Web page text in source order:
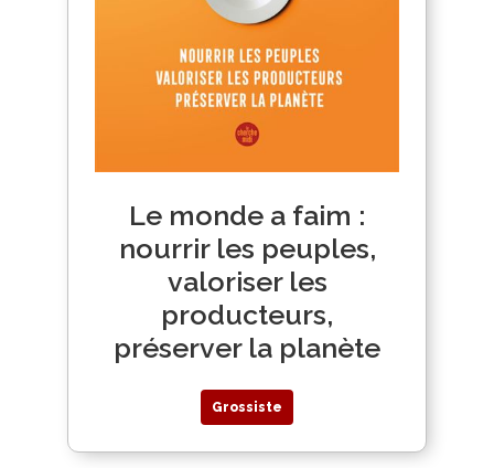
Le monde a faim :
nourrir les peuples,
valoriser les
producteurs,
préserver la planète
Grossiste